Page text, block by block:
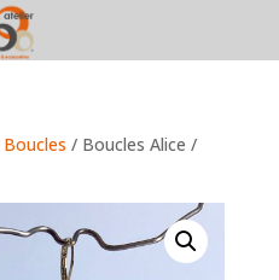
Boucles / Boucles Alice /